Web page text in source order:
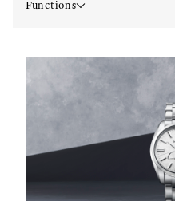
Functions